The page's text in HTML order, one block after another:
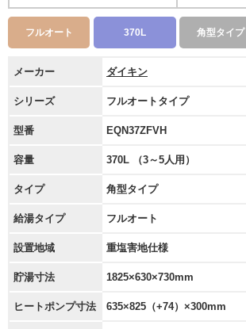
フルオート 370L 角型タイプ
メーカー ダイキン
シリーズ フルオートタイプ
型番 EQN37ZFVH
容量 370L （3～5人用）
タイプ 角型タイプ
給湯タイプ フルオート
設置地域 重塩害地仕様
貯湯寸法 1825×630×730mm
ヒートポンプ寸法 635×825（+74）×300mm